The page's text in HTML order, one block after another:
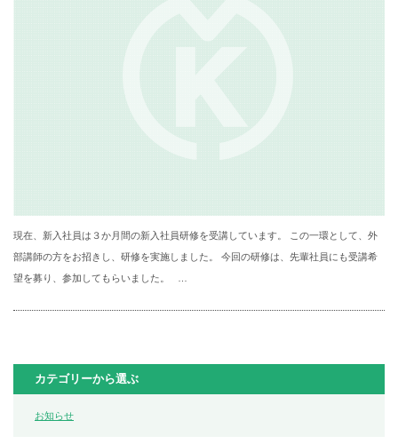
現在、新入社員は３か月間の新入社員研修を受講しています。 この一環として、外
部講師の方をお招きし、研修を実施しました。 今回の研修は、先輩社員にも受講希
望を募り、参加してもらいました。 …
カテゴリーから選ぶ
お知らせ